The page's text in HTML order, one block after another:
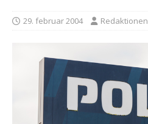
29. februar 2004 Redaktionen